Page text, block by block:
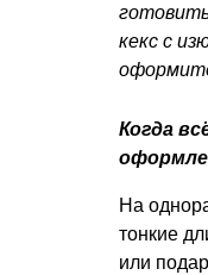
кекс с
Когда
На
тонкие
или